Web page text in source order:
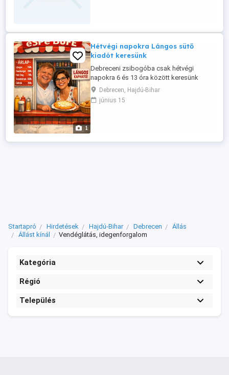
1
Hétvégi napokra Lángos sütő
kiadót keresünk
Debreceni zsibogóba csak hétvégi
napokra 6 és 13 óra között keresünk
lángos sütő büfébe megbízható
mukatársat. Fizetés megegyezés szerint.
Érdeklődni a 06 30 4102624 tel.sz. vagy
Debrecen, Hajdú-Bihar
június 15
Startapró Hirdetések Hajdú-Bihar Debrecen
Állás
Állást kínál
Vendéglátás, idegenforgalom
Kategória
Régió
Település